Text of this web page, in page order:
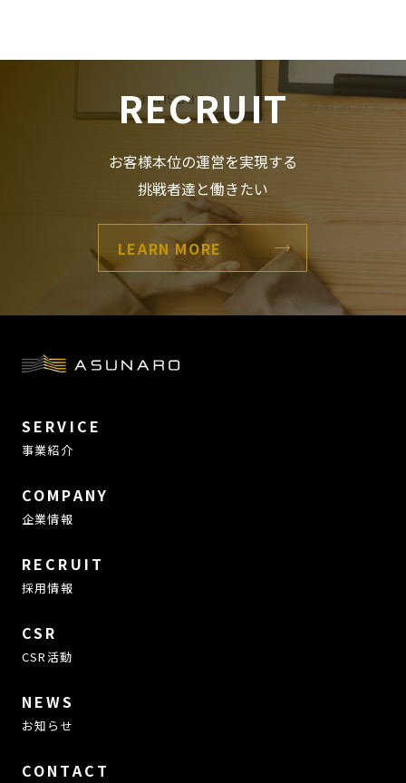
RECRUIT
お客様本位の運営を実現する
挑戦者達と働きたい
LEARN MORE
SERVICE
事業紹介
COMPANY
企業情報
RECRUIT
採用情報
CSR
CSR活動
NEWS
お知らせ
CONTACT